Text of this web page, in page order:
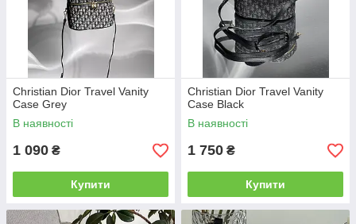
Christian Dior Travel Vanity
Case Grey
В наявності
1 090 ₴
Купити
Christian Dior Travel Vanity
Case Black
В наявності
1 750 ₴
Купити